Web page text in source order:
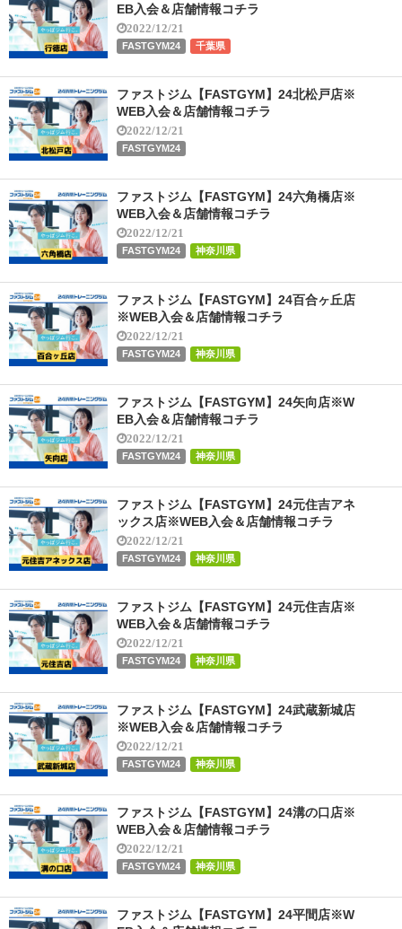
EB入会＆店舗情報コチラ
2022/12/21
FASTGYM24 千葉県
ファストジム【FASTGYM】24北松戸店※
WEB入会＆店舗情報コチラ
2022/12/21
FASTGYM24
ファストジム【FASTGYM】24六角橋店※
WEB入会＆店舗情報コチラ
2022/12/21
FASTGYM24 神奈川県
ファストジム【FASTGYM】24百合ヶ丘店
※WEB入会＆店舗情報コチラ
2022/12/21
FASTGYM24 神奈川県
ファストジム【FASTGYM】24矢向店※W
EB入会＆店舗情報コチラ
2022/12/21
FASTGYM24 神奈川県
ファストジム【FASTGYM】24元住吉アネ
ックス店※WEB入会＆店舗情報コチラ
2022/12/21
FASTGYM24 神奈川県
ファストジム【FASTGYM】24元住吉店※
WEB入会＆店舗情報コチラ
2022/12/21
FASTGYM24 神奈川県
ファストジム【FASTGYM】24武蔵新城店
※WEB入会＆店舗情報コチラ
2022/12/21
FASTGYM24 神奈川県
ファストジム【FASTGYM】24溝の口店※
WEB入会＆店舗情報コチラ
2022/12/21
FASTGYM24 神奈川県
ファストジム【FASTGYM】24平間店※W